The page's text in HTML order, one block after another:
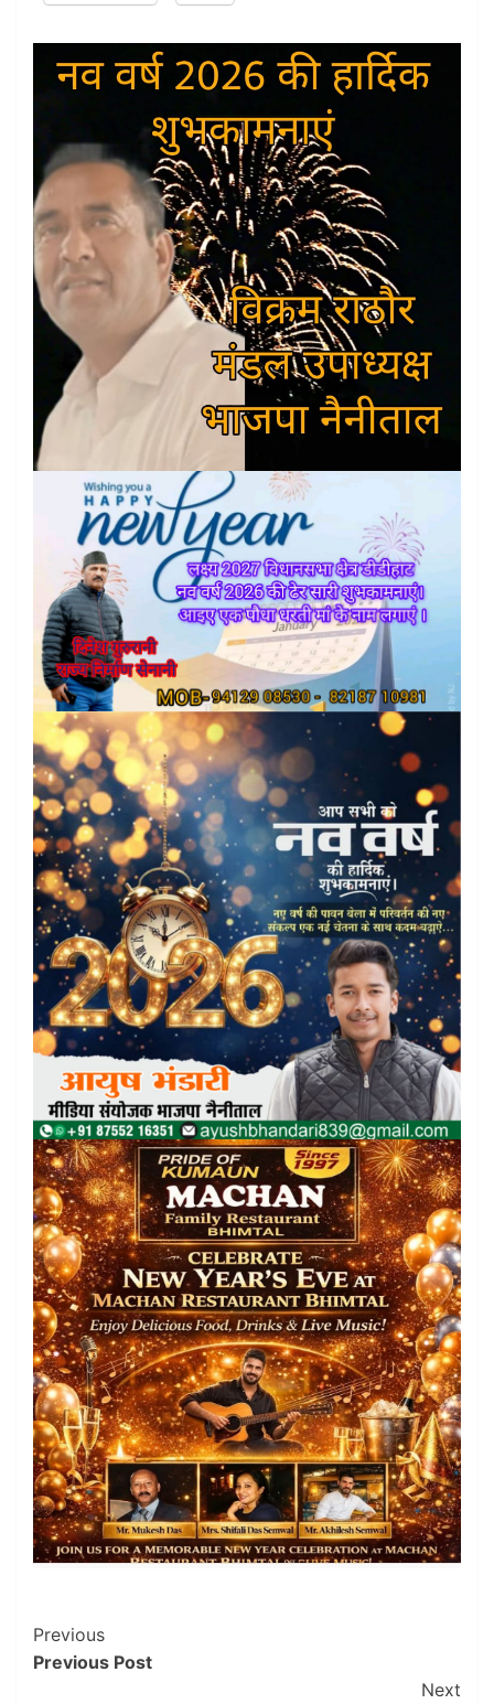
Post
Navigation
Previous
Previous Post
Next